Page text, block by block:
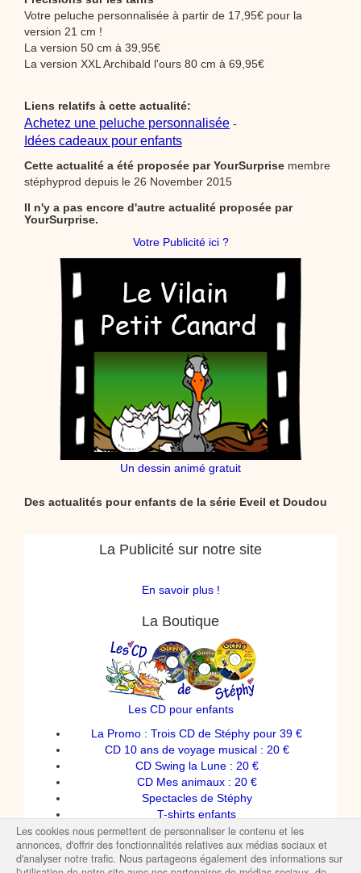
Votre peluche personnalisée à partir de 17,95€ pour la
version 21 cm !
La version 50 cm à 39,95€
La version XXL Archibald l'ours 80 cm à 69,95€
Liens relatifs à cette actualité:
Achetez une peluche personnalisée -
Idées cadeaux pour enfants
Cette actualité a été proposée parYourSurprise membre
stéphyprod depuis le 26 November 2015
Il n'y a pas encore d'autre actualité proposée par
YourSurprise.
Votre Publicité ici ?
Un dessin animé gratuit
Des actualités pour enfants de la série Eveil et Doudou
La Publicité sur notre site
En savoir plus !
La Boutique
Les CD pour enfants
La Promo : Trois CD de Stéphy pour 39 €
CD 10 ans de voyage musical : 20 €
CD Swing la Lune : 20 €
CD Mes animaux : 20 €
Spectacles de Stéphy
T-shirts enfants
Les cookies nous permettent de personnaliser le contenu et les
annonces, d'offrir des fonctionnalités relatives aux médias sociaux et
d'analyser notre trafic. Nous partageons également des informations sur